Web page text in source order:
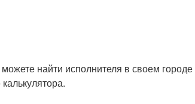
найти исполнителя в своем городе